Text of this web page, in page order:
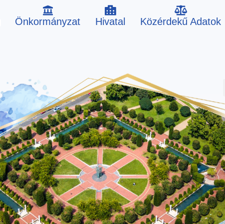
Önkormányzat Hivatal Közérdekű Adatok